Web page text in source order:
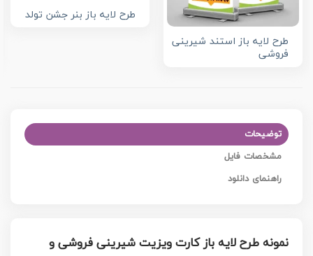
طرح لایه باز استند شیرینی
فروشی
طرح لایه باز بنر جشن تولد
توضیحات
مشخصات فایل
راهنمای دانلود
نمونه طرح لایه باز کارت ویزیت شیرینی فروشی و